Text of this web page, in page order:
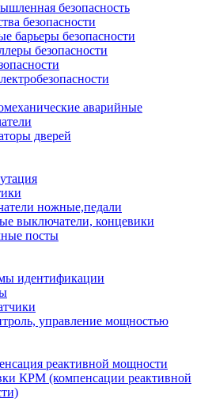
безопасность
безопасности
барьеры безопасности
безопасности
аварийные
дверей
ножные,педали
выключатели, концевики
посты
идентификации
управление мощностью
реактивной мощности
КРМ (компенсации реактивной